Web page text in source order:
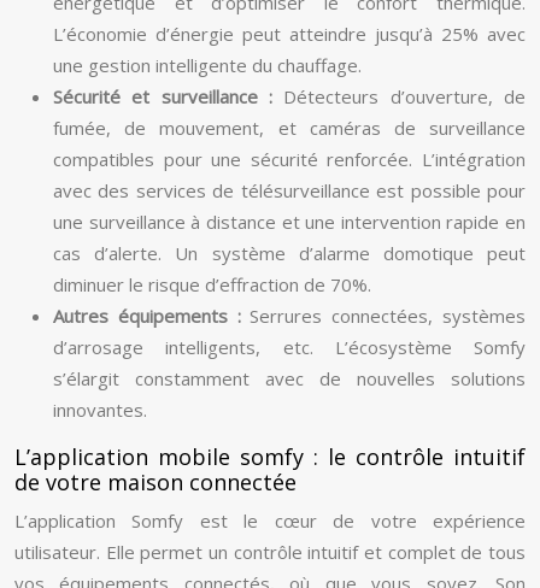
L’économie d’énergie peut atteindre jusqu’à 25% avec
une gestion intelligente du chauffage.
Sécurité et surveillance : Détecteurs d’ouverture, de
fumée, de mouvement, et caméras de surveillance
compatibles pour une sécurité renforcée. L’intégration
avec des services de télésurveillance est possible pour
une surveillance à distance et une intervention rapide en
cas d’alerte. Un système d’alarme domotique peut
diminuer le risque d’effraction de 70%.
Autres équipements :Serrures connectées, systèmes
d’arrosage intelligents, etc. L’écosystème Somfy
s’élargit constamment avec de nouvelles solutions
innovantes.
L’application mobile somfy : le contrôle intuitif
de votre maison connectée
L’application Somfy est le cœur de votre expérience
utilisateur. Elle permet un contrôle intuitif et complet de tous